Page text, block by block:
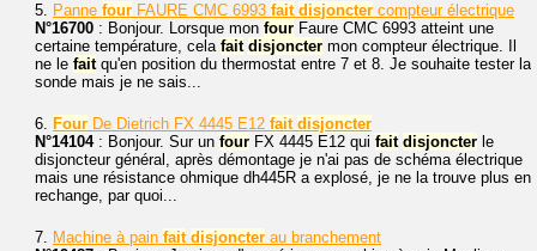
5. Panne four FAURE CMC 6993 fait disjoncter compteur électrique
N°16700 : Bonjour. Lorsque mon four Faure CMC 6993 atteint une
certaine température, cela fait disjoncter mon compteur électrique. Il
ne le faitqu'en position du thermostat entre 7 et 8. Je souhaite tester la
sonde mais je ne sais...
6. Four De Dietrich FX 4445 E12 fait disjoncter
N°14104: Bonjour. Sur un four FX 4445 E12 qui fait disjoncter le
disjoncteur général, après démontage je n'ai pas de schéma électrique
mais une résistance ohmique dh445R a explosé, je ne la trouve plus en
rechange, par quoi...
7. Machine à pain fait disjoncter au branchement